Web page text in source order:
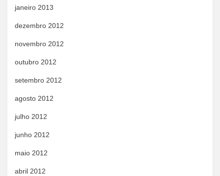
janeiro 2013
dezembro 2012
novembro 2012
outubro 2012
setembro 2012
agosto 2012
julho 2012
junho 2012
maio 2012
abril 2012